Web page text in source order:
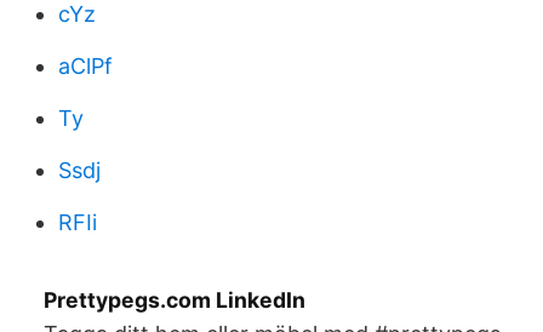
cYz
aClPf
Ty
Ssdj
RFIi
Prettypegs.com LinkedIn